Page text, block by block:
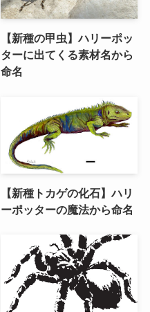
【新種の甲虫】ハリーポッ
ターに出てくる素材名から
命名
【新種トカゲの化石】ハリ
ーポッターの魔法から命名